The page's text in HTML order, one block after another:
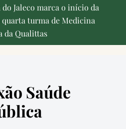
Abertas! e aniversário de
onde nasceu a instituição,
na imprensa
Saúde